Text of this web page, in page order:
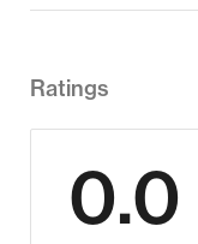
Ratings
0.0